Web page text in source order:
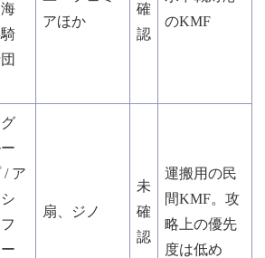
アほか
確
認
のKMF
/ ア
扇、ジノ
未
確
認
運搬用の民
間KMF。攻
略上の優先
度は低め